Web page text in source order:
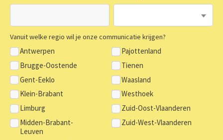
Vanuit welke regio wil je onze communicatie krijgen?
Antwerpen
Pajottenland
Brugge-Oostende
Tienen
Gent-Eeklo
Waasland
Klein-Brabant
Westhoek
Limburg
Zuid-Oost-Vlaanderen
Midden-Brabant-
Leuven
Zuid-West-Vlaanderen